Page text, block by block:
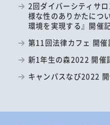
2回ダイバーシティサ
様な性のありかたにつ
環境を実現する』開催
第11回法律カフェ 開催
新1年生の森2022 開催
キャンパスなび2022